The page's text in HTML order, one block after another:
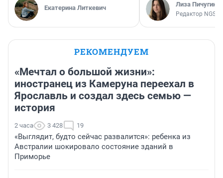
Екатерина Литкевич Лиза Пичугина
Редактор
РЕКОМЕНДУЕМ
«Мечтал о большой жизни»:
иностранец из Камеруна переехал в
Ярославль и создал здесь семью —
история
2 часа 3 428 19
«Выглядит, будто сейчас развалится»: ребенка из
Австралии шокировало состояние зданий в
Приморье